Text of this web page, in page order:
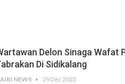
Delon Sinaga Wafat
Di Sidikalang
NEWS 29 Dec 2023